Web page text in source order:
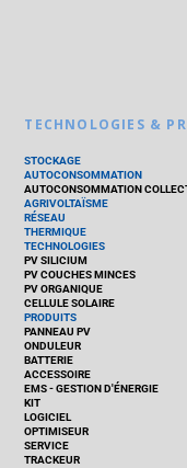
TECHNOLOGIES &
STOCKAGE
AUTOCONSOMMATION
AUTOCONSOMMATION
AGRIVOLTAÏSME
RÉSEAU
THERMIQUE
TECHNOLOGIES
PV SILICIUM
PV COUCHES MINCES
PV ORGANIQUE
CELLULE SOLAIRE
PRODUITS
PANNEAU PV
ONDULEUR
BATTERIE
ACCESSOIRE
EMS - GESTION D'ÉNERGIE
KIT
LOGICIEL
OPTIMISEUR
SERVICE
TRACKEUR